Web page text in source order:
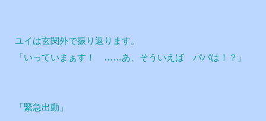
ユイは玄関外で振り返ります。
「いっていまぁす！ ……あ、そういえば パパは！？」
「緊急出動」